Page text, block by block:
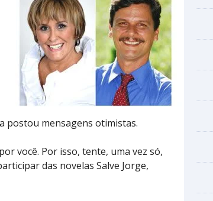
postou mensagens otimistas.
você. Por isso, tente, uma vez só,
das novelas Salve Jorge,